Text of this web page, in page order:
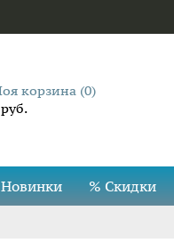
корзина (0)
Новинки % Скидки